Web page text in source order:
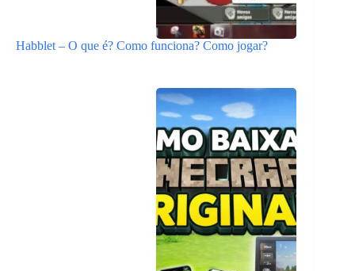
Habblet – O que é? Como funciona? Como jogar?